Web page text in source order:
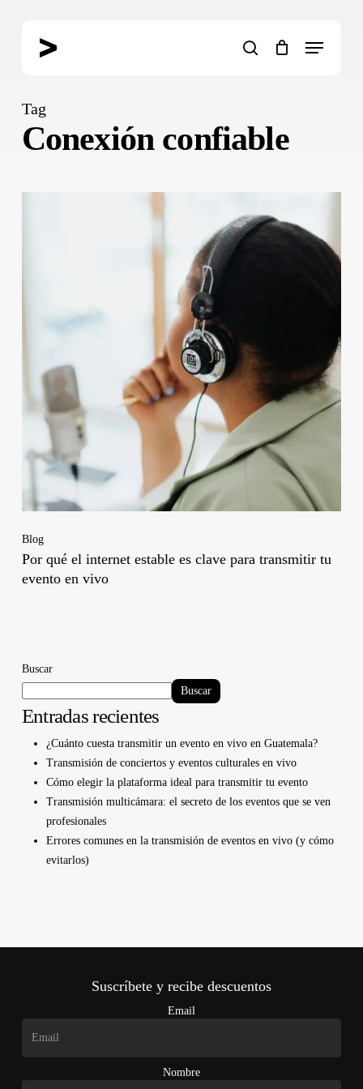
search
Menu
Tag
Conexión confiable
Blog
Por qué el internet estable es clave para transmitir tu
evento en vivo
Buscar
Buscar
Entradas recientes
¿Cuánto cuesta transmitir un evento en vivo en Guatemala?
Transmisión de conciertos y eventos culturales en vivo
Cómo elegir la plataforma ideal para transmitir tu evento
Transmisión multicámara: el secreto de los eventos que se ven
profesionales
Errores comunes en la transmisión de eventos en vivo (y cómo
evitarlos)
Suscríbete y recibe descuentos
Email
Nombre